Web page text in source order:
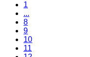
1
...
8
9
10
11